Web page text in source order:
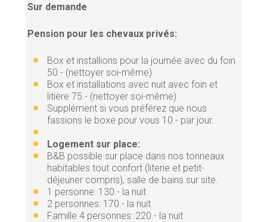
Sur demande
Pension pour les chevaux privés:
Box et installions pour la journée avec du foin
50.- (nettoyer soi-même)
Box et installations avec nuit avec foin et
litière 75.- (nettoyer soi-même)
Supplément si vous préférez que nous
fassions le boxe pour vous 10.- par jour.
Logement sur place:
B&B possible sur place dans nos tonneaux
habitables tout confort (literie et petit-
déjeuner compris), salle de bains sur site.
1 personne: 130.- la nuit
2 personnes: 170.- la nuit
Famille 4 personnes: 220.- la nuit